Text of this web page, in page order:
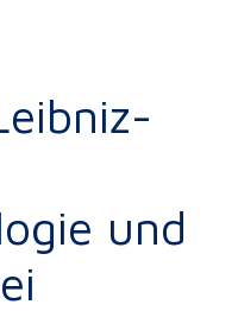
und